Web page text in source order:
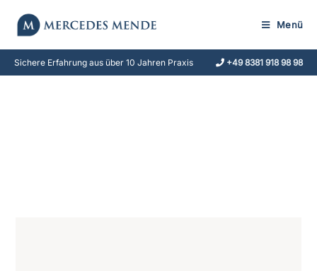
Sichere Erfahrung aus über 10 Jahren Praxis +49 8381 918 98 98
Menü